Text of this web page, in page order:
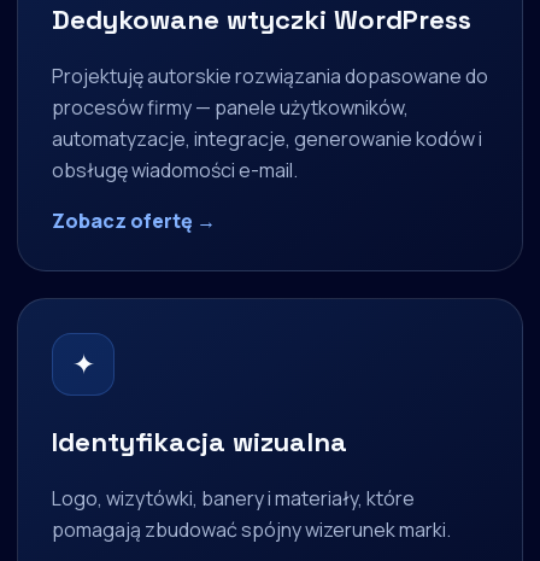
Dedykowane wtyczki WordPress
Projektuję autorskie rozwiązania dopasowane do
procesów firmy — panele użytkowników,
automatyzacje, integracje, generowanie kodów i
obsługę wiadomości e-mail.
Zobacz ofertę →
✦
Identyfikacja wizualna
Logo, wizytówki, banery i materiały, które
pomagają zbudować spójny wizerunek marki.